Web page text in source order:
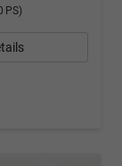
PS)